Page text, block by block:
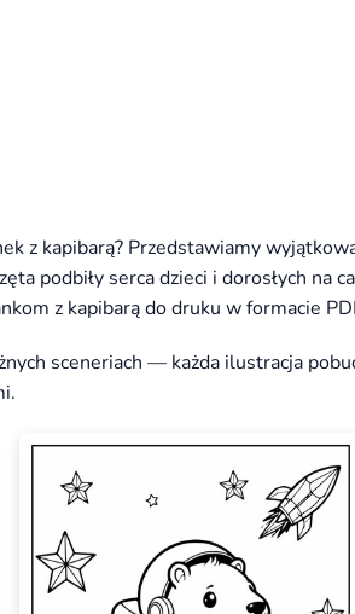
z kapibarą? Przedstawiamy
podbiły serca dzieci i dorosłych na
z kapibarą do druku w formacie
sceneriach — każda ilustracja